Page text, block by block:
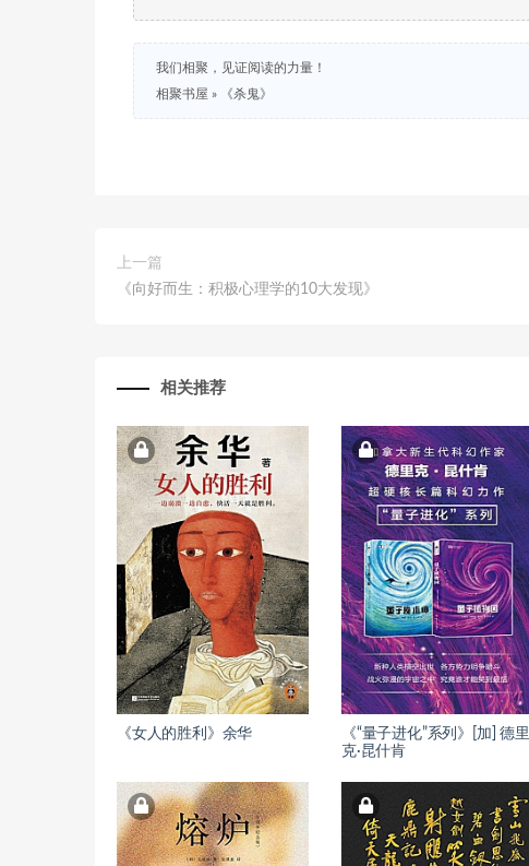
我们相聚，见证阅读的力量！
相聚书屋 » 《杀鬼》
上一篇
《向好而生：积极心理学的10大发现》
相关推荐
《女人的胜利》余华
《“量子进化”系列》[加] 德里
克·昆什肯